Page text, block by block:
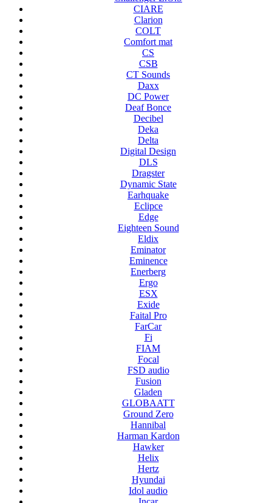
CIARE
Clarion
COLT
Comfort mat
CS
CSB
CT Sounds
Daxx
DC Power
Deaf Bonce
Decibel
Deka
Delta
Digital Design
DLS
Dragster
Dynamic State
Earhquake
Eclipce
Edge
Eighteen Sound
Eldix
Eminator
Eminence
Enerberg
Ergo
ESX
Exide
Faital Pro
FarCar
Fi
FIAM
Focal
FSD audio
Fusion
Gladen
GLOBAATT
Ground Zero
Hannibal
Harman Kardon
Hawker
Helix
Hertz
Hyundai
Idol audio